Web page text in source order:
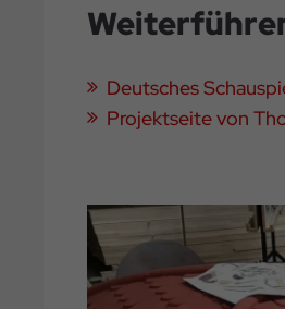
Deutsches
Projektseite von